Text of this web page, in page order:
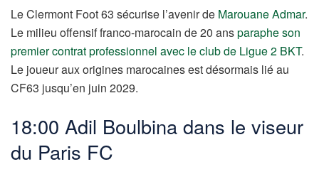
Le Clermont Foot 63 sécurise l’avenir de Marouane Admar.
Le milieu offensif franco-marocain de 20 ansparaphe son
premier contrat professionnel avec le club de Ligue 2 BKT.
Le joueur aux origines marocaines est désormais lié au
CF63 jusqu’en juin 2029.
18:00 Adil Boulbina dans le viseur
du Paris FC